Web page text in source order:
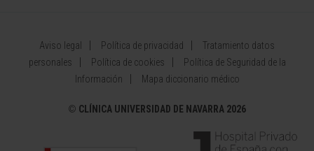
Aviso legal Política de privacidad
Tratamiento datos
personales
Política de cookies
Política de Seguridad de la
Información
Mapa diccionario médico
© CLÍNICA UNIVERSIDAD DE NAVARRA 2026